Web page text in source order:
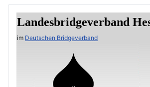
Landesbridgeverband
im Deutschen Bridgeverband